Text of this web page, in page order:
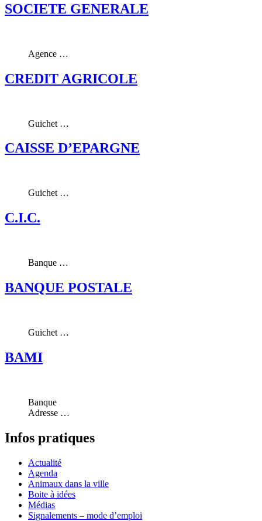
SOCIETE GENERALE
Agence …
CREDIT AGRICOLE
Guichet …
CAISSE D’EPARGNE
Guichet …
C.I.C.
Banque …
BANQUE POSTALE
Guichet …
BAMI
Banque
Adresse …
Infos pratiques
Actualité
Agenda
Animaux dans la ville
Boite à idées
Médias
Signalements – mode d’emploi